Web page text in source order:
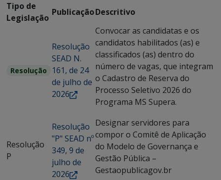
Tipo de
Legislação
PublicaçãoDescritivo
Resolução
Resolução
SEAD N.
161, de 24
de julho de
2026
Convocar as candidatas e os
candidatos habilitados (as) e
classificados (as) dentro do
número de vagas, que integram
o Cadastro de Reserva do
Processo Seletivo 2026 do
Programa MS Supera.
Resolução
P
Resolução
"P" SEAD nº
349, 9 de
julho de
2026
Designar servidores para
compor o Comitê de Aplicação
do Modelo de Governança e
Gestão Pública –
Gestaopublicagov.br